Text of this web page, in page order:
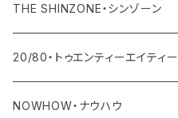
ワンピース・サロペット
その他
トップス
ボトム
ワンピース・サロペット
アウター
トップス
ボトム
THE SHINZONE・シンゾーン
アウター
トップス
20/80・トゥエンティーエイティー
バッグ
NOWHOW・ナウハウ